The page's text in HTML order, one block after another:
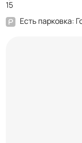
15
Есть парковка: